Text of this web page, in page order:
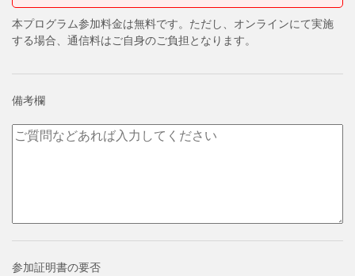
本プログラム参加料金は無料です。ただし、オンラインにて実施
する場合、通信料はご自身のご負担となります。
備考欄
参加証明書の要否